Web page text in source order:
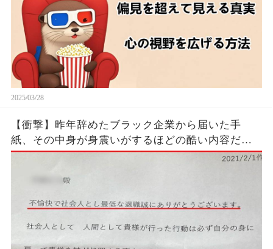
2025/03/28
【衝撃】昨年辞めたブラック企業から届いた手
紙、その中身が身震いがするほどの酷い内容だっ
た…...